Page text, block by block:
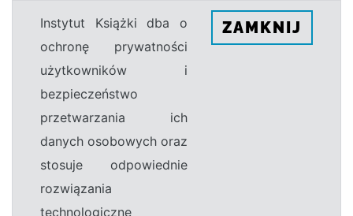
Instytut Książki dba o
ochronę prywatności
użytkowników i
bezpieczeństwo
przetwarzania ich
danych osobowych oraz
stosuje odpowiednie
rozwiązania
technologiczne
ZAMKNIJ